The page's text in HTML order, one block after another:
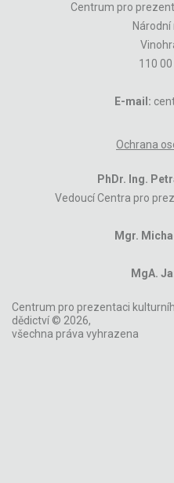
Centrum pro
110 00
E-mail:
Ochrana
PhDr. Ing.
Vedoucí Centra pro
Mgr.
MgA.
Centrum pro prezentaci
dědictví © 2026,
všechna práva vyhrazena